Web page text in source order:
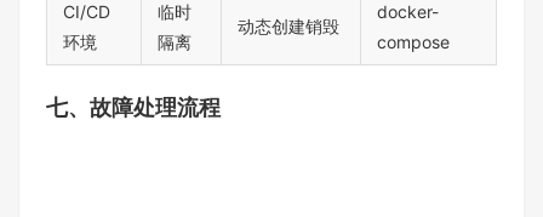
CI/CD
环境
临时
隔离
动态创建销毁
docker-
compose
七、故障处理流程